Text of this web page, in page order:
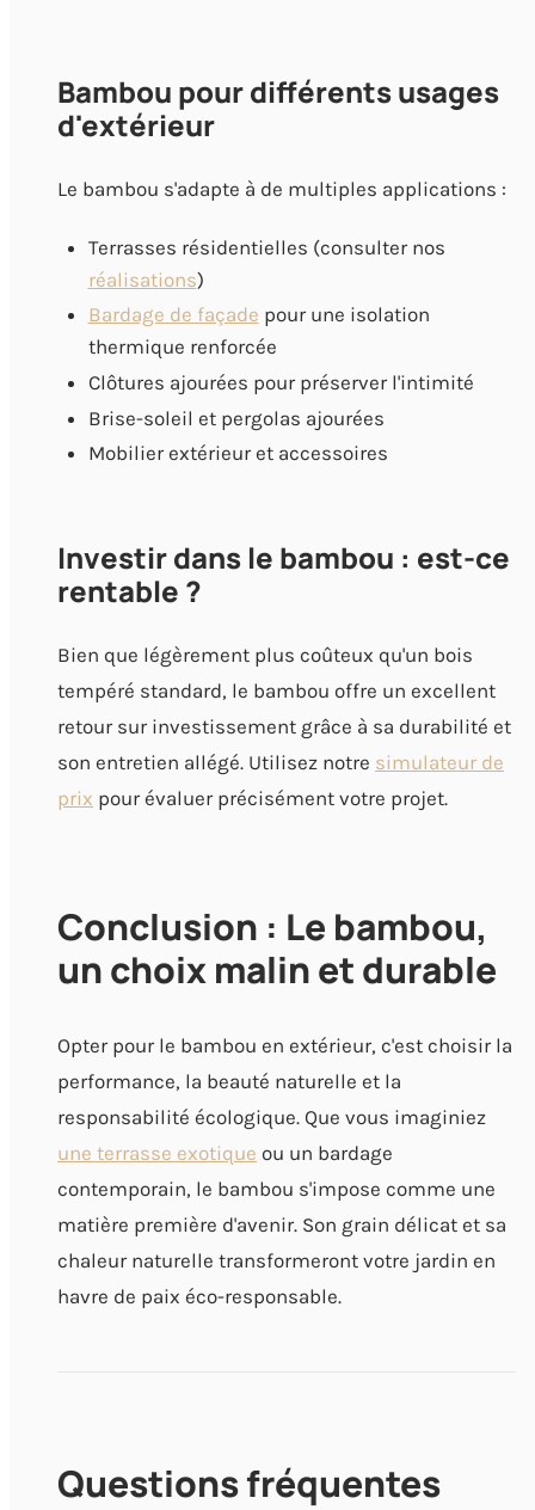
Bambou pour différents usages
d'extérieur
Le bambou s'adapte à de multiples applications :
Terrasses résidentielles (consulter nos
réalisations)
Bardage de façade pour une isolation
thermique renforcée
Clôtures ajourées pour préserver l'intimité
Brise-soleil et pergolas ajourées
Mobilier extérieur et accessoires
Investir dans le bambou : est-ce
rentable ?
Bien que légèrement plus coûteux qu'un bois
tempéré standard, le bambou offre un excellent
retour sur investissement grâce à sa durabilité et
son entretien allégé. Utilisez notre simulateur de
prix pour évaluer précisément votre projet.
Conclusion : Le bambou,
un choix malin et durable
Opter pour le bambou en extérieur, c'est choisir la
performance, la beauté naturelle et la
responsabilité écologique. Que vous imaginiez
une terrasse exotique ou un bardage
contemporain, le bambou s'impose comme une
matière première d'avenir. Son grain délicat et sa
chaleur naturelle transformeront votre jardin en
havre de paix éco-responsable.
Questions fréquentes